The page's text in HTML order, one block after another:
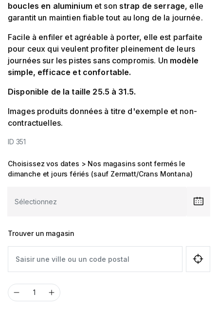
boucles en aluminium et son strap de serrage, elle
garantit un maintien fiable tout au long de la journée.
Facile à enfiler et agréable à porter, elle est parfaite
pour ceux qui veulent profiter pleinement de leurs
journées sur les pistes sans compromis. Un modèle
simple, efficace et confortable.
Disponible de la taille 25.5 à 31.5.
Images produits données à titre d'exemple et non-
contractuelles.
ID 351
Choisissez vos dates > Nos magasins sont fermés le
dimanche et jours fériés (sauf Zermatt/Crans Montana)
Trouver un magasin